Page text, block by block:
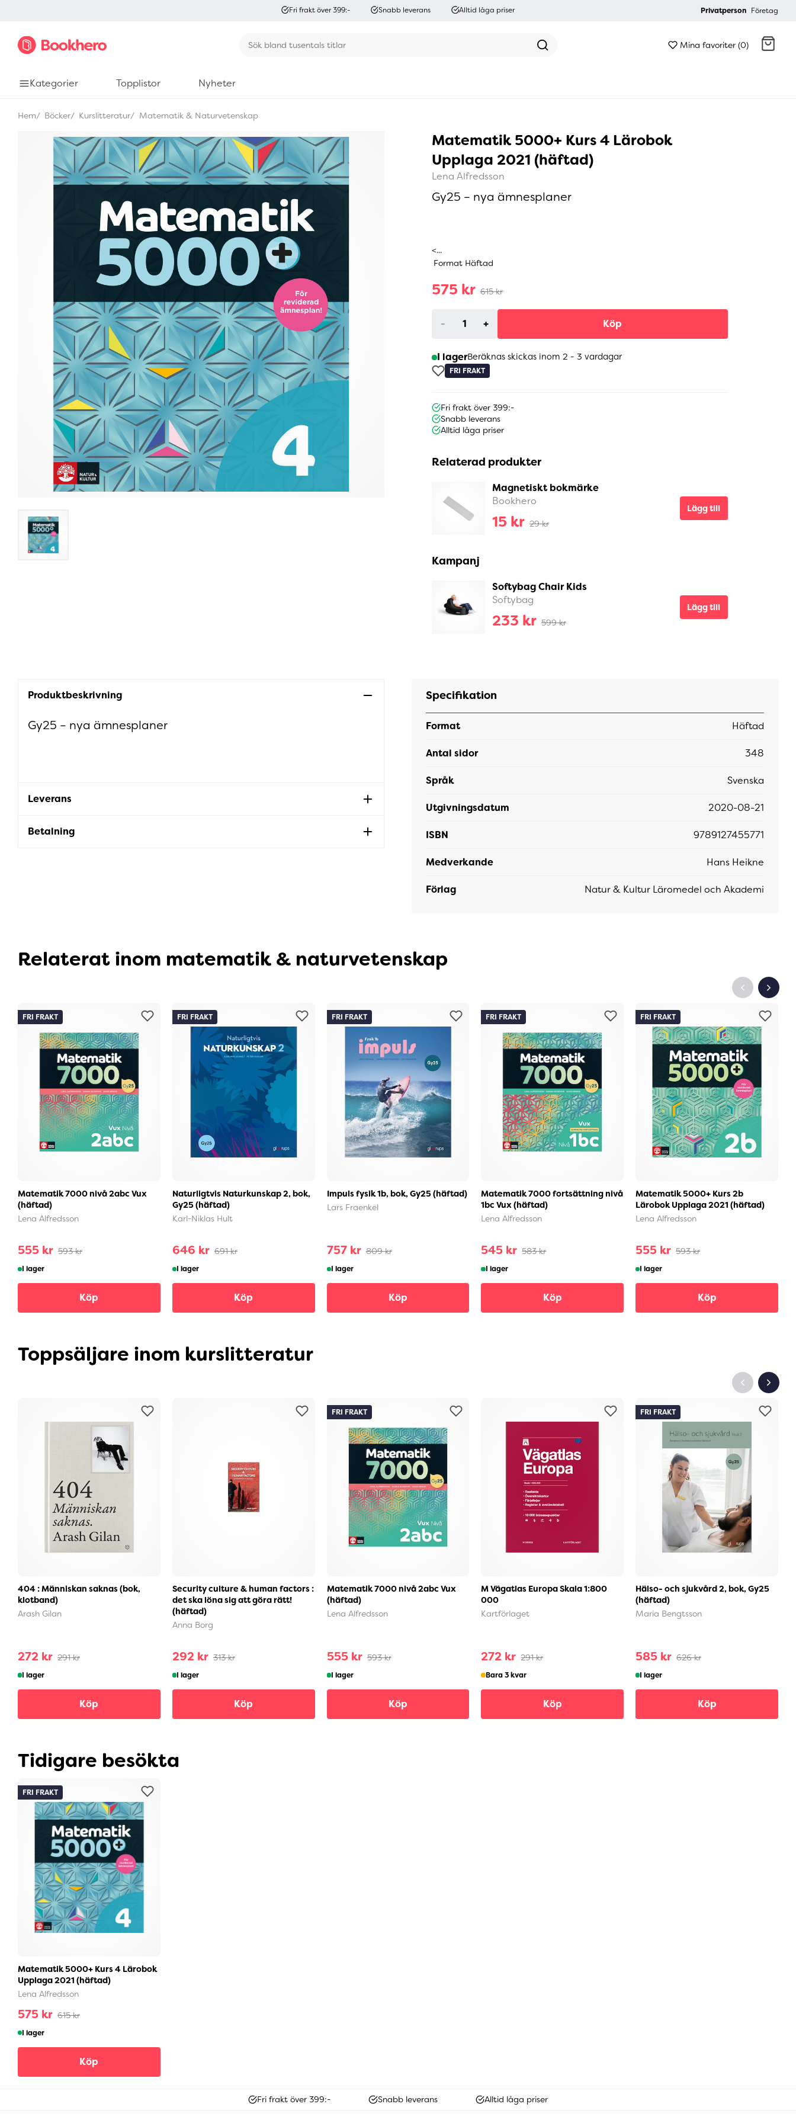
Fri frakt över 399:- Snabb leverans Alltid låga priser Privatperson Företag
Mina favoriter (0)
Kategorier Topplistor Nyheter
Hem Böcker Kurslitteratur Matematik & Naturvetenskap
Matematik 5000+ Kurs 4 Lärobok
Upplaga 2021 (häftad)
Lena Alfredsson
Gy25 – nya ämnesplaner
<...
Format Häftad
575 kr 615 kr
- + Köp
I lagerBeräknas skickas inom 2 - 3 vardagar
FRI FRAKT
Fri frakt över 399:-
Snabb leverans
Alltid låga priser
Relaterad produkter
Magnetiskt bokmärke
Bookhero
15 kr 29 kr
Lägg till
Kampanj
Softybag Chair Kids
Softybag
233 kr 599 kr
Lägg till
Produktbeskrivning
Gy25 – nya ämnesplaner
Leverans
Betalning
Specifikation
Format Häftad
Antal sidor 348
Språk Svenska
Utgivningsdatum 2020-08-21
ISBN 9789127455771
Medverkande Hans Heikne
Förlag Natur & Kultur Läromedel och Akademi
Relaterat inom matematik & naturvetenskap
Matematik 7000 nivå 2abc Vux
(häftad)
Lena Alfredsson
555 kr 593 kr
FRI FRAKT
I lager
Köp
Naturligtvis Naturkunskap 2, bok,
Gy25 (häftad)
Karl-Niklas Hult
646 kr 691 kr
FRI FRAKT
I lager
Köp
Impuls fysik 1b, bok, Gy25 (häftad)
Lars Fraenkel
757 kr 809 kr
FRI FRAKT
I lager
Köp
Matematik 7000 fortsättning nivå
1bc Vux (häftad)
Lena Alfredsson
545 kr 583 kr
FRI FRAKT
I lager
Köp
Matematik 5000+ Kurs 2b
Lärobok Upplaga 2021 (häftad)
Lena Alfredsson
555 kr 593 kr
FRI FRAKT
I lager
Köp
Toppsäljare inom kurslitteratur
404 : Människan saknas (bok,
klotband)
Arash Gilan
272 kr 291 kr
I lager
Köp
Security culture & human factors :
det ska löna sig att göra rätt!
(häftad)
Anna Borg
292 kr 313 kr
I lager
Köp
Matematik 7000 nivå 2abc Vux
(häftad)
Lena Alfredsson
555 kr 593 kr
FRI FRAKT
I lager
Köp
M Vägatlas Europa Skala 1:800
000
Kartförlaget
272 kr 291 kr
Bara 3 kvar
Köp
Hälso- och sjukvård 2, bok, Gy25
(häftad)
Maria Bengtsson
585 kr 626 kr
FRI FRAKT
I lager
Köp
Tidigare besökta
Matematik 5000+ Kurs 4 Lärobok
Upplaga 2021 (häftad)
Lena Alfredsson
575 kr 615 kr
FRI FRAKT
I lager
Köp
Fri frakt över 399:- Snabb leverans Alltid låga priser